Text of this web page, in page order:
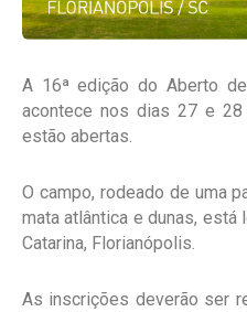
A 16ª edição do Aberto
acontece nos dias 27 e
estão abertas.
O campo, rodeado de uma
mata atlântica e dunas, está
Catarina, Florianópolis.
As inscrições deverão ser